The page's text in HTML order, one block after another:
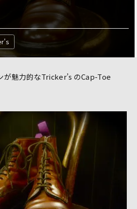
が魅力的なTricker’s のCap-Toe